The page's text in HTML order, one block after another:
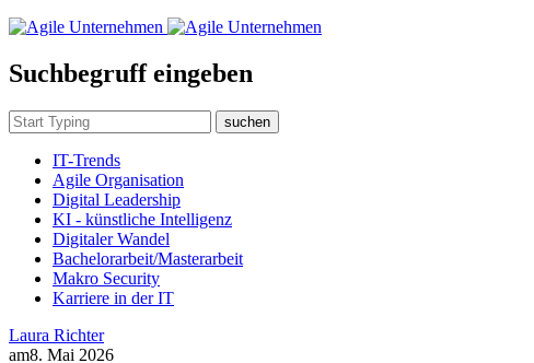
Suchbegruff eingeben
suchen
IT-Trends
Agile Organisation
Digital Leadership
KI - künstliche Intelligenz
Digitaler Wandel
Bachelorarbeit/Masterarbeit
Makro Security
Karriere in der IT
Laura Richter
am8. Mai 2026